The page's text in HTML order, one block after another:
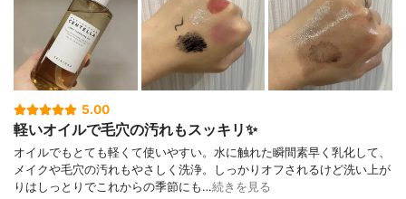
5.00
軽いオイルで毛穴の汚れもスッキリ✨
オイルでもとても軽くて使いやすい。水に触れた瞬間素早く乳化して、
メイクや毛穴の汚れもやさしく洗浄。しっかりオフされるけど洗い上が
りはしっとりでこれからの季節にも…続きを見る